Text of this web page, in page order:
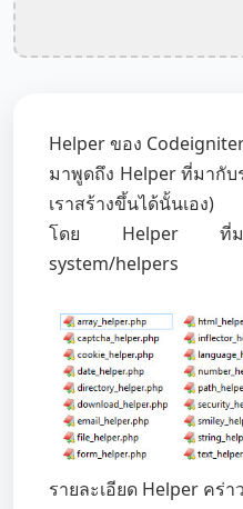
Helper ของ
มาพูดถึง Helper ที่มากั
เราสร้างขึ้นได้นั้นเอง)
โดย Helper ที่มากับ
system/helpers
รายละเอียด Helper คร่า